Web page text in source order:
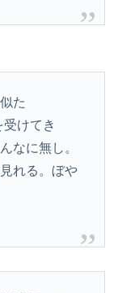
た
けてき
なに無し。
れる。ぼや